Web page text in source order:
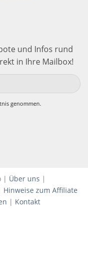
und Infos rund
in Ihre Mailbox!
genommen.
| Über uns |
Hinweise zum Affiliate
| Kontakt